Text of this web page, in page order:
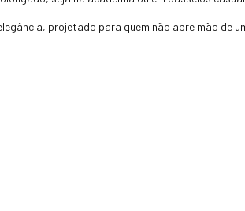
projetado para quem não abre mão